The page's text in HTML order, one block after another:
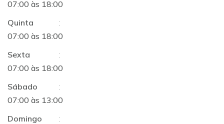
07:00 às 18:00
Quinta
:
07:00 às 18:00
Sexta
:
07:00 às 18:00
Sábado
:
07:00 às 13:00
Domingo
: